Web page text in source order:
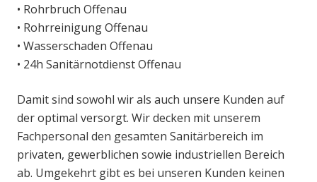
• Rohrbruch Offenau
• Rohrreinigung Offenau
• Wasserschaden Offenau
• 24h Sanitärnotdienst Offenau
Damit sind sowohl wir als auch unsere Kunden auf
der optimal versorgt. Wir decken mit unserem
Fachpersonal den gesamten Sanitärbereich im
privaten, gewerblichen sowie industriellen Bereich
ab. Umgekehrt gibt es bei unseren Kunden keinen